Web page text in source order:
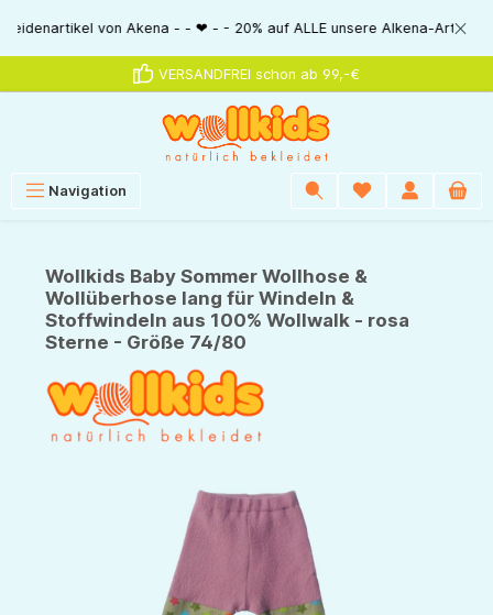
springen
von Akena - - ❤ - - 20% auf ALLE unsere Alkena-Artikel - - ❤
VERSANDFREI schon ab 99,-€
Navigation
Wollkids Baby Sommer Wollhose &
Wollüberhose lang für Windeln &
Stoffwindeln aus 100% Wollwalk - rosa
Sterne - Größe 74/80
Bildergalerie überspringen